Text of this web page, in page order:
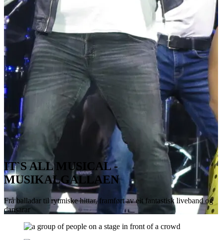
IT`S ALL MUSICAL -
MUSIKALGALLAEN
Frå balladar til rytmiske hittar, framført av eit fantastisk liveband og
dansarar